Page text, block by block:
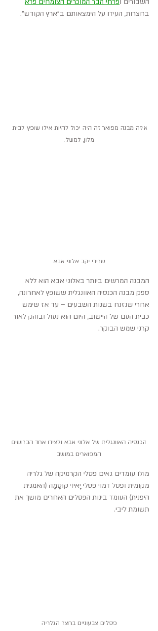
השבורים ופרחי הבר המוכרים הצומחים פרא
בחצרות, העידו על הימצאותם ב"ארץ הקודש".
איזה מבנה מפואר זה היה יכול להיות אילו שופץ לבית
מלון, למשל.
שרידי יקב אלוני אבא
המבנה המרשים ביותר באלוני אבא הוא ללא
ספק מבנה הכנסיה האוונגלית ששופץ לאחרונה,
אחרי שנזנח בשנות השבעים – עד אז שימש
כבית העם של היישוב, היום הוא נעול ובוהק לאור
קרני שמש הבוקר.
הכנסיה האוונגלית של אלוני אבא ולצידו אחד הברושים
המפוארים במושב
מולו עומדים גאים פסלי הקרמיקה של גלריה
מקומית ופסל דמוי פסלי יָאיוֹי קוּסָמָה (האמנית
היפנית) העומד בינות הפסלים האחרים מושך את
תשומת ליבי.
פסלים צבעוניים בחצר הגלריה